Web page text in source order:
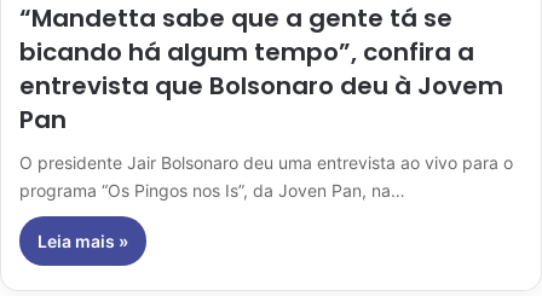
“Mandetta sabe que a gente tá se
bicando há algum tempo”, confira a
entrevista que Bolsonaro deu à Jovem
Pan
O presidente Jair Bolsonaro deu uma entrevista ao vivo para o
programa “Os Pingos nos Is”, da Joven Pan, na…
Leia mais »